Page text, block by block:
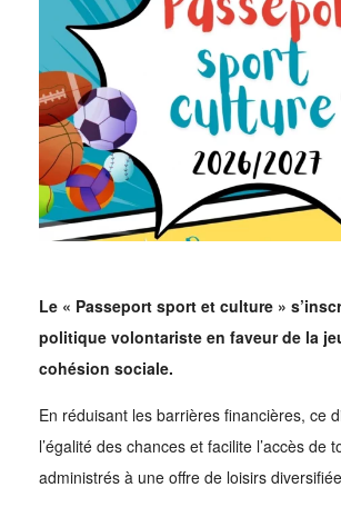
Le « Passeport sport et culture »
politique volontariste en faveur de la
cohésion sociale.
En réduisant les barrières financières, ce
l’égalité des chances et facilite l’accès de
administrés à une offre de loisirs